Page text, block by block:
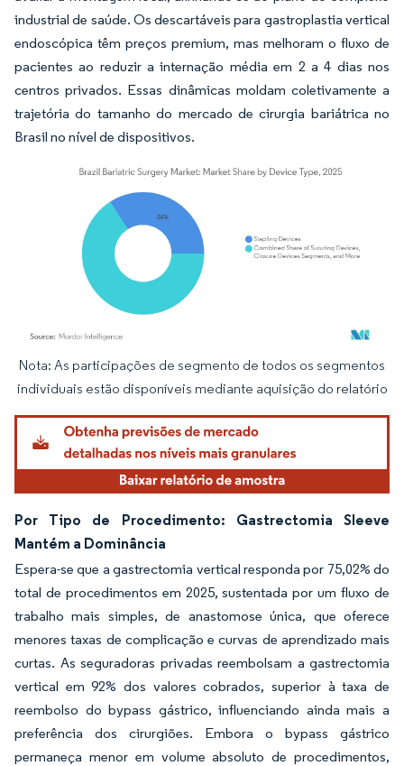
industrial de saúde. Os descartáveis para gastroplastia vertical
endoscópica têm preços premium, mas melhoram o fluxo de
pacientes ao reduzir a internação média em 2 a 4 dias nos
centros privados. Essas dinâmicas moldam coletivamente a
trajetória do tamanho do mercado de cirurgia bariátrica no
Brasil no nível de dispositivos.
Imagem © Mordor Intelligence. O reuso requer atribuição conforme CC BY 4.0.
Nota: As participações de segmento de todos os segmentos
individuais estão disponíveis mediante aquisição do relatório
Por Tipo de Procedimento: Gastrectomia Sleeve
Mantém a Dominância
Espera-se que a gastrectomia vertical responda por 75,02% do
total de procedimentos em 2025, sustentada por um fluxo de
trabalho mais simples, de anastomose única, que oferece
menores taxas de complicação e curvas de aprendizado mais
curtas. As seguradoras privadas reembolsam a gastrectomia
vertical em 92% dos valores cobrados, superior à taxa de
reembolso do bypass gástrico, influenciando ainda mais a
preferência dos cirurgiões. Embora o bypass gástrico
permaneça menor em volume absoluto de procedimentos,